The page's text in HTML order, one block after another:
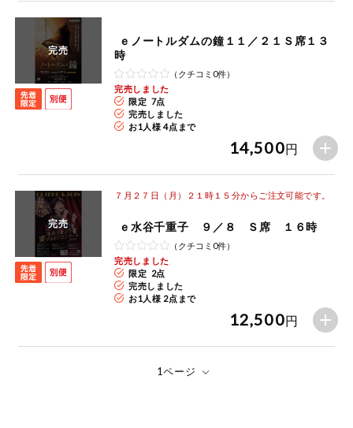
パルコープ・よどがわ生協の情報サイト
ご利用ガイド
PC版サイトを表示
テキスト注文サイトを表示
洗濯・バス・
トイレ用品
住居・生活用
品
衣料品
趣味・娯楽
アレルゲン情報は、商品企画時の情報のため、ご使用前には
必ず商品パッケージの表示をご確認ください。
特定原材料に準ずるものは、お取引先から情報提供のあった
範囲でのお知らせです。
完売
時
（クチコミ0件）
完売しました
限定 7点
完売しました
お1人様 4点まで
14,500円
完売
７月２７日（月）２１時１５分からご注文可能です。
ｅ水谷千重子 ９／８ Ｓ席 １６時
（クチコミ0件）
完売しました
限定 2点
完売しました
お1人様 2点まで
12,500円